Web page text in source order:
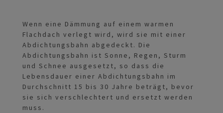
Wenn eine Dämmung auf einem warmen
Flachdach verlegt wird, wird sie mit einer
Abdichtungsbahn abgedeckt. Die
Abdichtungsbahn ist Sonne, Regen, Sturm
und Schnee ausgesetzt, so dass die
Lebensdauer einer Abdichtungsbahn im
Durchschnitt 15 bis 30 Jahre beträgt, bevor
sie sich verschlechtert und ersetzt werden
muss.